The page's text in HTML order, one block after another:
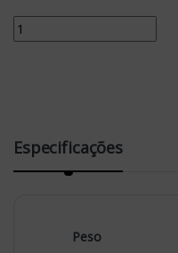
Quantity
Especificações
Peso